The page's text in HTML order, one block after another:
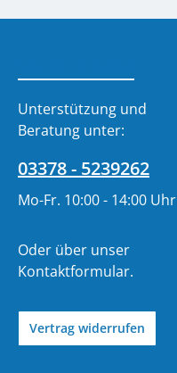
Unterstützung und
Beratung unter:
03378 - 5239262
Mo-Fr. 10:00 - 14:00 Uhr
Oder über unser
Kontaktformular.
Vertrag widerrufen